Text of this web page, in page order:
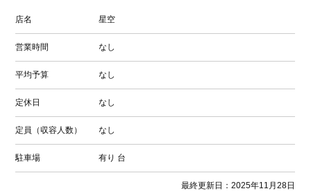
店名 星空
営業時間 なし
平均予算 なし
定休日 なし
定員（収容人数） なし
駐車場 有り 台
最終更新日：2025年11月28日